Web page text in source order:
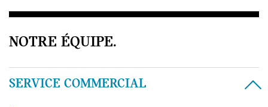
NOTRE ÉQUIPE.
SERVICE COMMERCIAL